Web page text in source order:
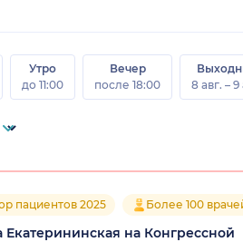
Утро
до 11:00
Вечер
после 18:00
8 авг. – 9
пациентов 2025 Более 100
Екатерининская на Конгрессной